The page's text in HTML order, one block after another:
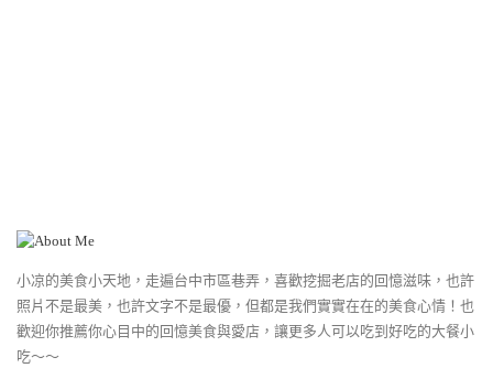
小凉的美食小天地，走遍台中市區巷弄，喜歡挖掘老店的回憶滋味，也許
照片不是最美，也許文字不是最優，但都是我們實實在在的美食心情！也
歡迎你推薦你心目中的回憶美食與愛店，讓更多人可以吃到好吃的大餐小
吃～～